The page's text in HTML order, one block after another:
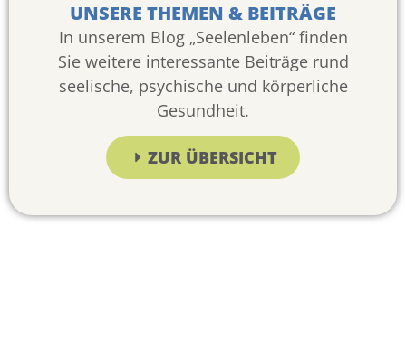
UNSERE THEMEN & BEITRÄGE
In unserem Blog „Seelenleben“ finden
Sie weitere interessante Beiträge rund
seelische, psychische und körperliche
Gesundheit.
ZUR ÜBERSICHT